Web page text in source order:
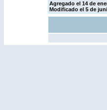
Agregado el 14 de
Modificado el 5 de